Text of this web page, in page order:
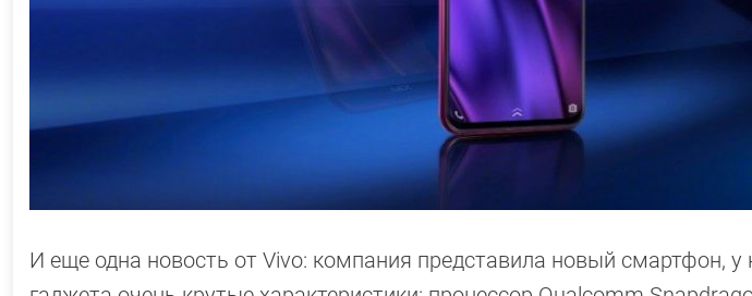
И еще одна новость от Vivo: компания представила новый смартфон,